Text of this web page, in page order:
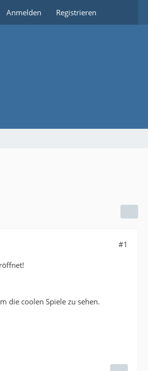
Anmelden Registrieren
#1
die coolen Spiele zu sehen.